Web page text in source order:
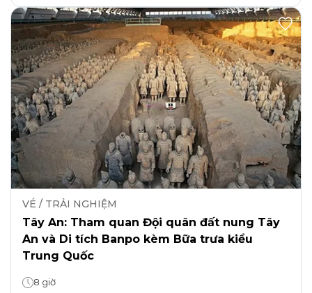
VÉ / TRẢI NGHIỆM
Tây An: Tham quan Đội quân đất nung Tây
An và Di tích Banpo kèm Bữa trưa kiểu
Trung Quốc
8 giờ